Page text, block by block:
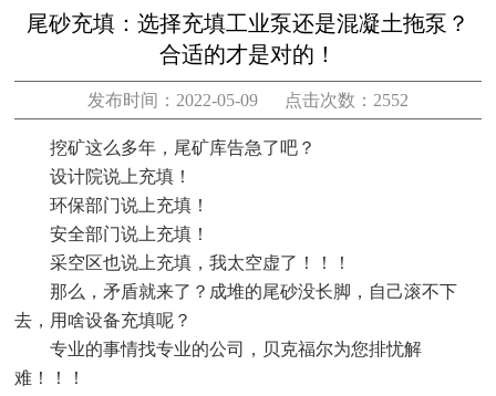
尾砂充填：选择充填工业泵还是混凝土拖泵？
合适的才是对的！
发布时间：2022-05-09 点击次数：2552
挖矿这么多年，尾矿库告急了吧？
设计院说上充填！
环保部门说上充填！
安全部门说上充填！
采空区也说上充填，我太空虚了！！！
那么，矛盾就来了？成堆的尾砂没长脚，自己滚不下
去，用啥设备充填呢？
专业的事情找专业的公司，贝克福尔为您排忧解
难！！！